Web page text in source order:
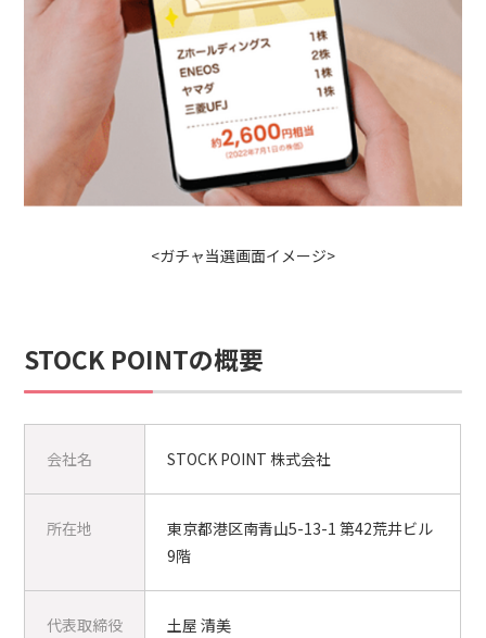
<ガチャ当選画面イメージ>
STOCK POINTの概要
会社名 STOCK POINT 株式会社
所在地
東京都港区南青山5-13-1 第42荒井ビル
9階
代表取締役 土屋 清美